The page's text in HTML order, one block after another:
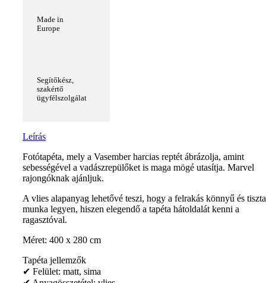
Made in
Europe
Segítőkész,
szakértő
ügyfélszolgálat
Leírás
Fotótapéta, mely a Vasember harcias reptét ábrázolja, amint
sebességével a vadászrepülőket is maga mögé utasítja. Marvel
rajongóknak ajánljuk.
A vlies alapanyag lehetővé teszi, hogy a felrakás könnyű és tiszta
munka legyen, hiszen elegendő a tapéta hátoldalát kenni a
ragasztóval.
Méret: 400 x 280 cm
Tapéta jellemzők
✔ Felület: matt, sima